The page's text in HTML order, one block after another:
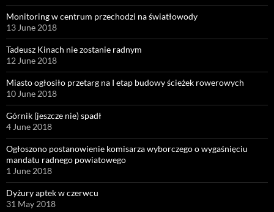
Monitoring w centrum przechodzi na światłowody
13 June 2018
Tadeusz Kinach nie zostanie radnym
12 June 2018
Miasto ogłosiło przetarg na I etap budowy ścieżek rowerowych
10 June 2018
Górnik (jeszcze nie) spadł
4 June 2018
Ogłoszono postanowienie komisarza wyborczego o wygaśnięciu
mandatu radnego powiatowego
1 June 2018
Dyżury aptek w czerwcu
31 May 2018